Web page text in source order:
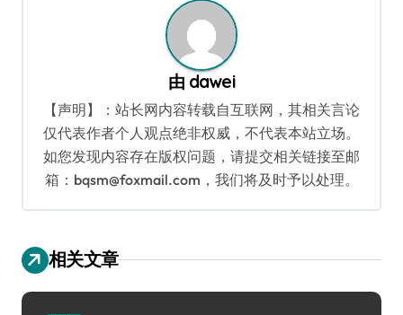
由 dawei
【声明】：站长网内容转载自互联网，其相关言论
仅代表作者个人观点绝非权威，不代表本站立场。
如您发现内容存在版权问题，请提交相关链接至邮
箱：bqsm@foxmail.com，我们将及时予以处理。
相关文章